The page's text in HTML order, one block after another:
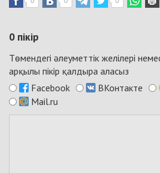
0 пікір
Төмендегі әлеуметтік желілері
арқылы пікір қалдыра аласыз
Facebook
ВКонтакте
Mail.ru